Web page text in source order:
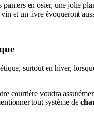
paniers en osier, une jolie
et un livre évoqueront
surtout en hiver,
courtière voudra
tout système de